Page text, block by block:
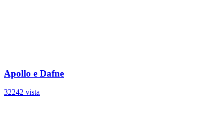
Apollo e Dafne
32242 vista